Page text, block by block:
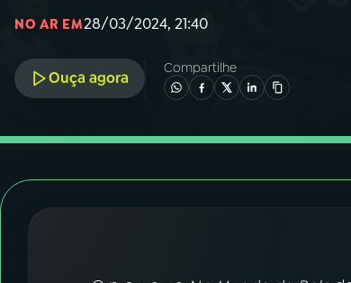
NO AR EM28/03/2024, 21:40
Ouça agora
Compartilhe